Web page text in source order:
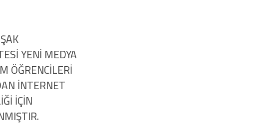
YENİ MEDYA
ÖĞRENCİLERİ
İNTERNET
İÇİN